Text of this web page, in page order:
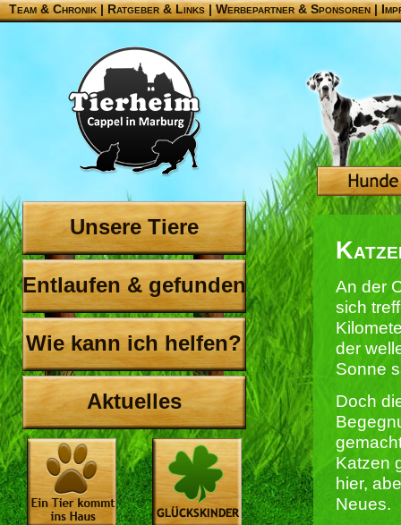
Team & Chronik |Ratgeber & Links|Werbepartner & Sponsoren|
Unsere Tiere
Entlaufen & gefunden
Wie kann ich helfen?
Aktuelles
An der
sich
der
Sonne
Doch
Katzen
hier,
Neues.